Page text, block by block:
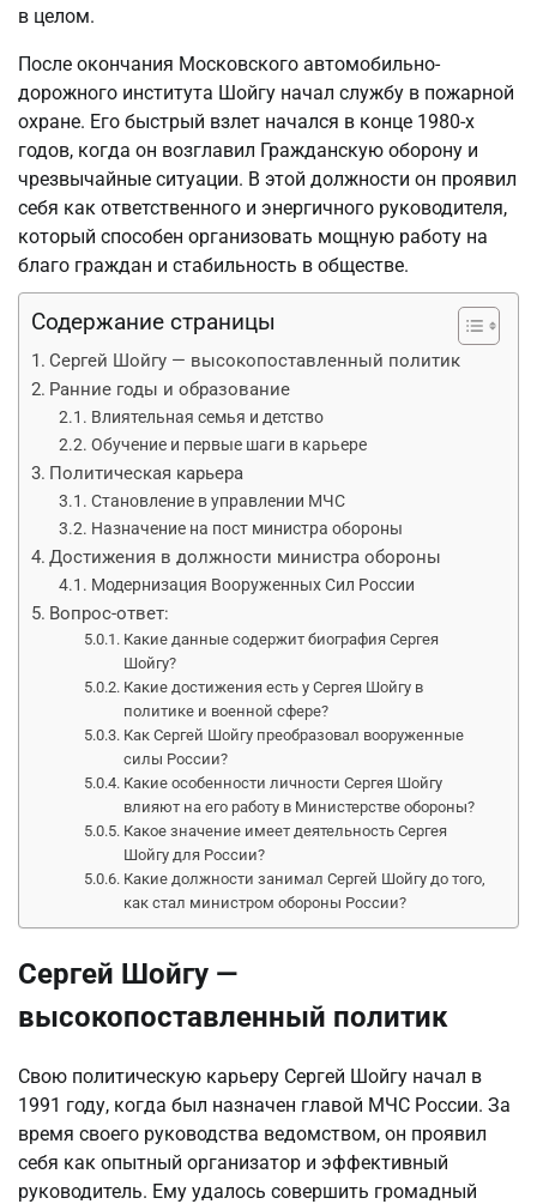
в целом.
После окончания Московского автомобильно-
дорожного института Шойгу начал службу в пожарной
охране. Его быстрый взлет начался в конце 1980-х
годов, когда он возглавил Гражданскую оборону и
чрезвычайные ситуации. В этой должности он проявил
себя как ответственного и энергичного руководителя,
который способен организовать мощную работу на
благо граждан и стабильность в обществе.
Содержание страницы
Сергей Шойгу — высокопоставленный политик
Ранние годы и образование
Влиятельная семья и детство
Обучение и первые шаги в карьере
Политическая карьера
Становление в управлении МЧС
Назначение на пост министра обороны
Достижения в должности министра обороны
Модернизация Вооруженных Сил России
Вопрос-ответ:
Какие данные содержит биография Сергея
Шойгу?
Какие достижения есть у Сергея Шойгу в
политике и военной сфере?
Как Сергей Шойгу преобразовал вооруженные
силы России?
Какие особенности личности Сергея Шойгу
влияют на его работу в Министерстве обороны?
Какое значение имеет деятельность Сергея
Шойгу для России?
Какие должности занимал Сергей Шойгу до того,
как стал министром обороны России?
Сергей Шойгу —
высокопоставленный политик
Свою политическую карьеру Сергей Шойгу начал в
1991 году, когда был назначен главой МЧС России. За
время своего руководства ведомством, он проявил
себя как опытный организатор и эффективный
руководитель. Ему удалось совершить громадный